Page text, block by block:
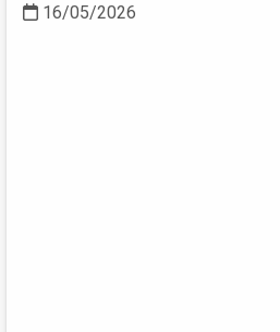
16/05/2026